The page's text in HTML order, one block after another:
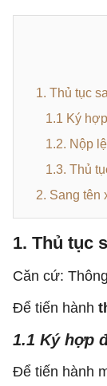
1. Thủ tục
1.1 Ký
1.2. Nộp
1.3. Thủ
2. Sang tên
1. Thủ tục
Căn cứ:
Để tiến hành
1.1 Ký hợp
Để tiến hành